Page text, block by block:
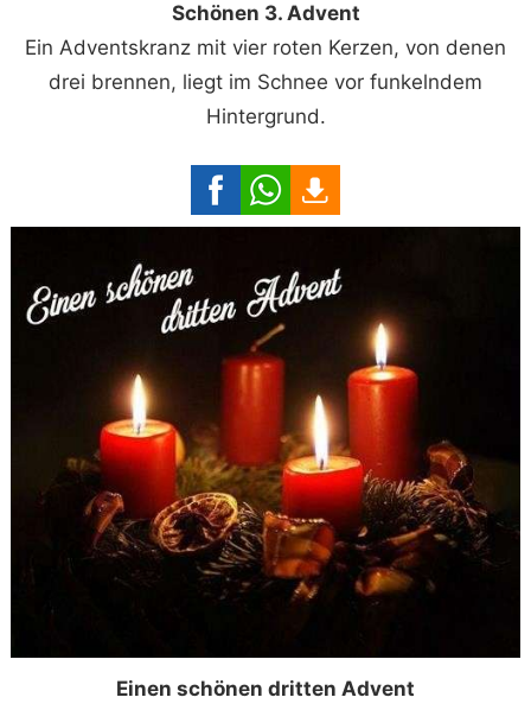
Schönen 3. Advent
Ein Adventskranz mit vier roten Kerzen, von denen
drei brennen, liegt im Schnee vor funkelndem
Hintergrund.
Einen schönen dritten Advent